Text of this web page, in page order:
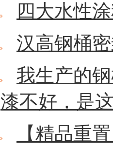
四大水性
汉高钢桶
我生产的
漆不好，是
【精品重